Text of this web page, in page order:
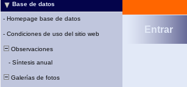
Base de datos
- Homepage base de datos
- Condiciones de uso del sitio web
Observaciones
- Síntesis anual
Galerías de fotos
Entrar